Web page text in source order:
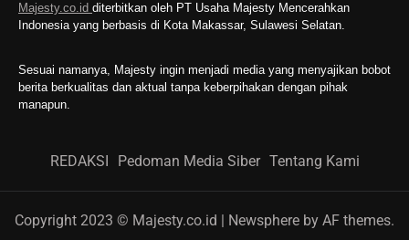
Majesty.co.id diterbitkan oleh PT Usaha Majesty Mencerahkan
Indonesia yang berbasis di Kota Makassar, Sulawesi Selatan.
Sesuai namanya, Majesty ingin menjadi media yang menyajikan bobot
berita berkualitas dan aktual tanpa keberpihakan dengan pihak
manapun.
REDAKSI Pedoman Media Siber Tentang Kami
Copyright 2023 © Majesty.co.id | Newsphere by AF themes.